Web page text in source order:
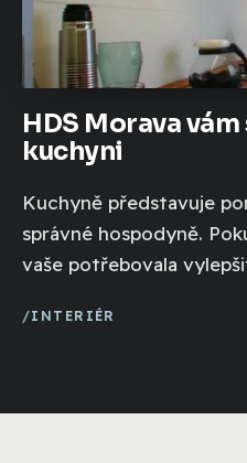
HDS Morava
kuchyni
Kuchyně představuje
správné hospodyně.
vaše potřebovala
INTERIÉR